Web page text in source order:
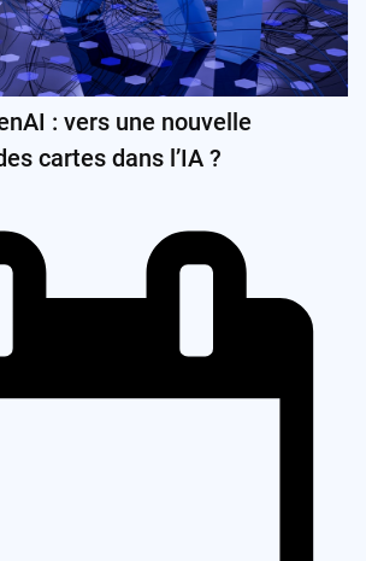
: vers une nouvelle
cartes dans l’IA ?